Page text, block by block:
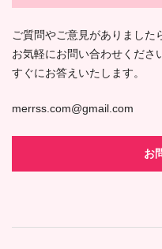
ご質問やご意見がありました
お気軽にお問い合わせくださ
すぐにお答えいたします。
merrss.com@gmail.com
お